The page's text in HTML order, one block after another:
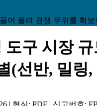
어 올려 경쟁 우위를 확
도구 시장
(선반, 밀링
| 형식: PDF | 신고번호: